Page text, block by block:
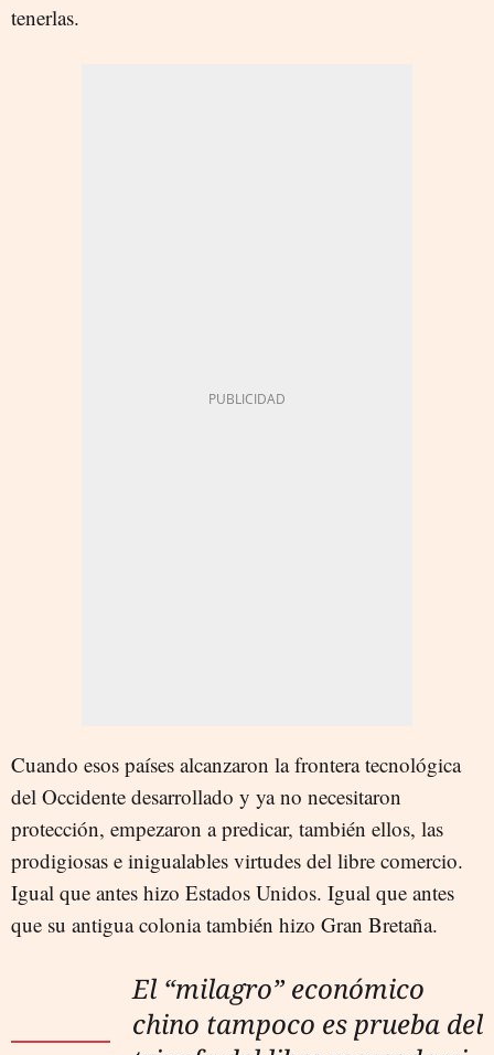
tenerlas.
Cuando esos países alcanzaron la frontera tecnológica
del Occidente desarrollado y ya no necesitaron
protección, empezaron a predicar, también ellos, las
prodigiosas e inigualables virtudes del libre comercio.
Igual que antes hizo Estados Unidos. Igual que antes
que su antigua colonia también hizo Gran Bretaña.
El “milagro” económico
chino tampoco es prueba del